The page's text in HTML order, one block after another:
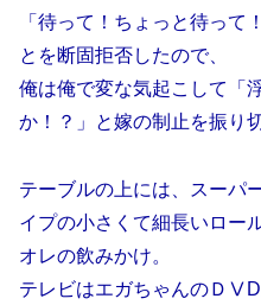
「待って！ちょっと待って
とを断固拒否したので、
俺は俺で変な気起こして「
か！？」と嫁の制止を振り
テーブルの上には、スーパ
イプの小さくて細長いロー
オレの飲みかけ。
テレビはエガちゃんのＤ